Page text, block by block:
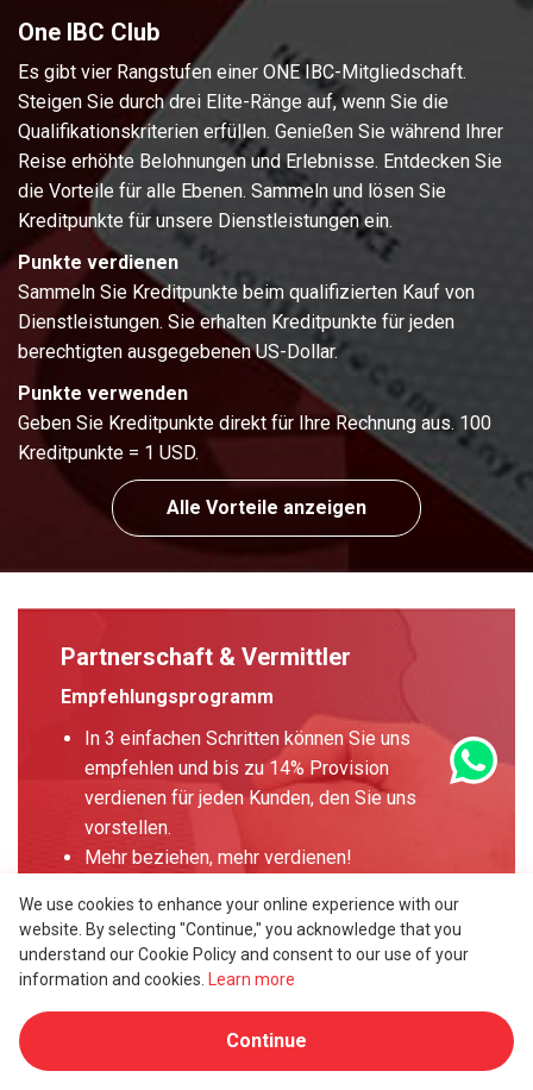
One IBC Club
Es gibt vier Rangstufen einer ONE IBC-Mitgliedschaft.
Steigen Sie durch drei Elite-Ränge auf, wenn Sie die
Qualifikationskriterien erfüllen. Genießen Sie während Ihrer
Reise erhöhte Belohnungen und Erlebnisse. Entdecken Sie
die Vorteile für alle Ebenen. Sammeln und lösen Sie
Kreditpunkte für unsere Dienstleistungen ein.
Punkte verdienen
Sammeln Sie Kreditpunkte beim qualifizierten Kauf von
Dienstleistungen. Sie erhalten Kreditpunkte für jeden
berechtigten ausgegebenen US-Dollar.
Punkte verwenden
Geben Sie Kreditpunkte direkt für Ihre Rechnung aus. 100
Kreditpunkte = 1 USD.
Alle Vorteile anzeigen
Partnerschaft & Vermittler
Empfehlungsprogramm
In 3 einfachen Schritten können Sie uns
empfehlen und bis zu 14% Provision
verdienen für jeden Kunden, den Sie uns
vorstellen.
Mehr beziehen, mehr verdienen!
Partnerschaftsprogramm
Wir decken den Markt mit einem ständig
wachsenden Netzwerk von Geschäfts- und
Bezug auf professionelle Unterstützung, Vertrieb
We use cookies to enhance your online experience with our
website. By selecting "Continue," you acknowledge that you
understand our Cookie Policy and consent to our use of your
information and cookies.
Learn more
Continue